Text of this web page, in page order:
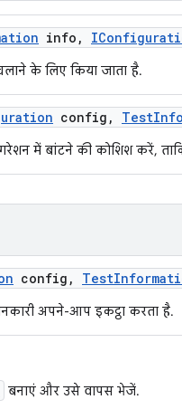
info ,
के लिए किया जाता है.
config , Test
में बांटने की कोशिश करें,
config , Test
अपने-आप इकट्ठा करता है.
बनाएं और उसे वापस भेजें.